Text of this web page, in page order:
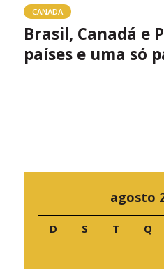
CANADA
Brasil, Canadá e
países e uma só
agosto
D S T Q